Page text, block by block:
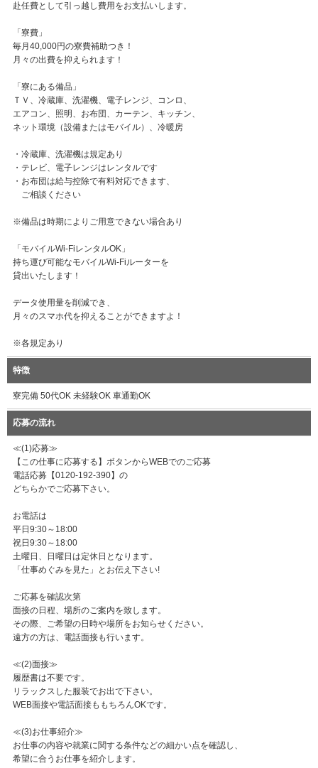
赴任費として引っ越し費用をお支払いします。
「寮費」
毎月40,000円の寮費補助つき！
月々の出費を抑えられます！
「寮にある備品」
ＴＶ、冷蔵庫、洗濯機、電子レンジ、コンロ、
エアコン、照明、お布団、カーテン、キッチン、
ネット環境（設備またはモバイル）、冷暖房
・冷蔵庫、洗濯機は規定あり
・テレビ、電子レンジはレンタルです
・お布団は給与控除で有料対応できます、
ご相談ください
※備品は時期によりご用意できない場合あり
「モバイルWi-FiレンタルOK」
持ち運び可能なモバイルWi-Fiルーターを
貸出いたします！
データ使用量を削減でき、
月々のスマホ代を抑えることができますよ！
※各規定あり
特徴
寮完備 50代OK 未経験OK 車通勤OK
応募の流れ
≪(1)応募≫
【この仕事に応募する】ボタンからWEBでのご応募
電話応募【0120-192-390】の
どちらかでご応募下さい。
お電話は
平日9:30～18:00
祝日9:30～18:00
土曜日、日曜日は定休日となります。
「仕事めぐみを見た」とお伝え下さい!
ご応募を確認次第
面接の日程、場所のご案内を致します。
その際、ご希望の日時や場所をお知らせください。
遠方の方は、電話面接も行います。
≪(2)面接≫
履歴書は不要です。
リラックスした服装でお出で下さい。
WEB面接や電話面接ももちろんOKです。
≪(3)お仕事紹介≫
お仕事の内容や就業に関する条件などの細かい点を確認し、
希望に合うお仕事を紹介します。